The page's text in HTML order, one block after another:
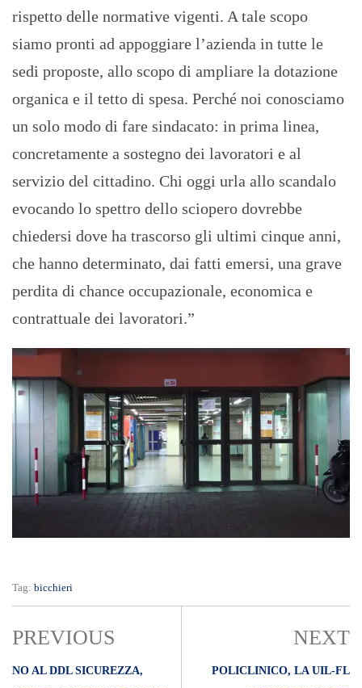
rispetto delle normative vigenti. A tale scopo
siamo pronti ad appoggiare l’azienda in tutte le
sedi proposte, allo scopo di ampliare la dotazione
organica e il tetto di spesa. Perché noi conosciamo
un solo modo di fare sindacato: in prima linea,
concretamente a sostegno dei lavoratori e al
servizio del cittadino. Chi oggi urla allo scandalo
evocando lo spettro dello sciopero dovrebbe
chiedersi dove ha trascorso gli ultimi cinque anni,
che hanno determinato, dai fatti emersi, una grave
perdita di chance occupazionale, economica e
contrattuale dei lavoratori.”
Tag: bicchieri
PREVIOUS
NO AL DDL SICUREZZA,
NEXT
POLICLINICO, LA UIL-FL